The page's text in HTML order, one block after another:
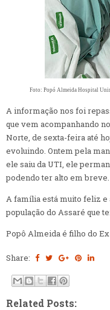
Foto: Popó Almeida Hospital
A informação nos foi
que vem acompanhando
Norte, de sexta-feira até
evoluindo. Ontem pela
ele saiu da UTI, ele
podendo ter alto em breve.
A família está muito feliz e
população do Assaré que
Popô Almeida é filho do
Share:
Related Posts: